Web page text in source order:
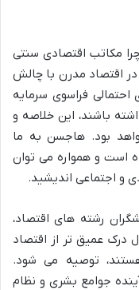
مکاتب اقتصادی سنتی
اقتصاد مدرن با چالش
احتمالی فراسوی سرمایه
باشند، این خلاصه و
بود. هاجسن به ما
است و همواره می توان
و اجتماعی اندیشید.
رشته های اقتصاد،
درک عمیق تر از اقتصاد
توصیه می شود.
جوامع بشری و نظام